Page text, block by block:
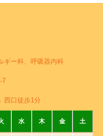
ギー科、呼吸器内科
西口徒歩1分
水 木 金 土